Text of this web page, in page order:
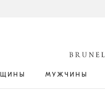
МУЖЧИНЫ